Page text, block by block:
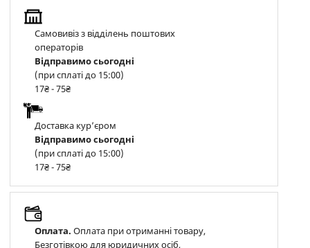
Самовивіз з відділень поштових
операторів
Відправимо сьогодні
(при сплаті до 15:00)
17₴ - 75₴
Доставка курʼєром
Відправимо сьогодні
(при сплаті до 15:00)
17₴ - 75₴
Оплата. Оплата при отриманні товару,
Безготівкою для юридичних осіб,